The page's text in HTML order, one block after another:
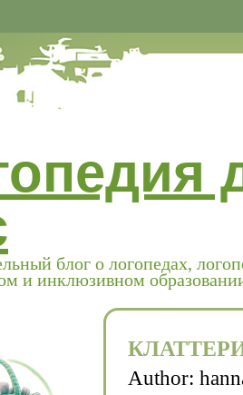
блог о логопедах,
и инклюзивном
Author: